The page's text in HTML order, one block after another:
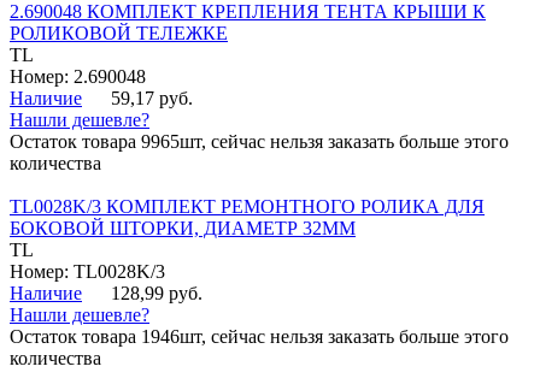
2.690048 КОМПЛЕКТ КРЕПЛЕНИЯ ТЕНТА КРЫШИ К
РОЛИКОВОЙ ТЕЛЕЖКЕ
TL
Номер: 2.690048
Наличие
59,17 руб.
Нашли дешевле?
Остаток товара 9965шт, сейчас нельзя заказать больше этого
количества
TL0028K/3 КОМПЛЕКТ РЕМОНТНОГО РОЛИКА ДЛЯ
БОКОВОЙ ШТОРКИ, ДИАМЕТР 32ММ
TL
Номер: TL0028K/3
Наличие
128,99 руб.
Нашли дешевле?
Остаток товара 1946шт, сейчас нельзя заказать больше этого
количества